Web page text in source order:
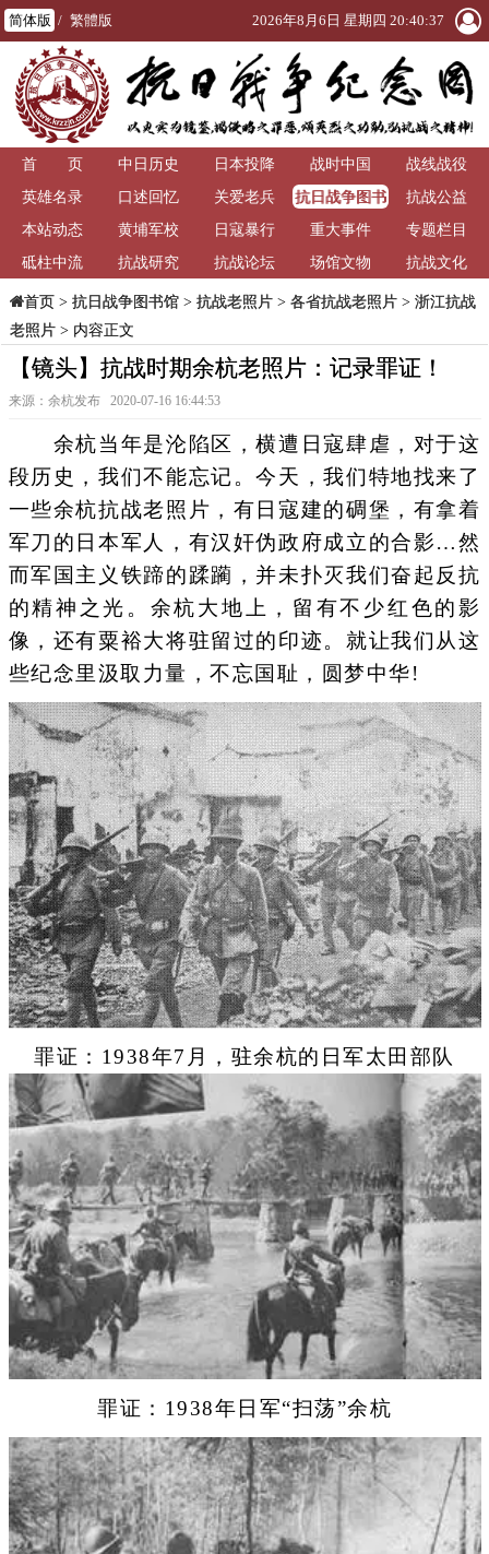
简体版 / 繁體版 2026年8月6日 星期四 20:40:39
首 页 中日历史 日本投降 战时中国
战线战役
英雄名录
口述回忆 关爱老兵
抗日战争图书
馆
抗战公益
本站动态
黄埔军校 日寇暴行 重大事件
专题栏目
砥柱中流
抗战研究 抗战论坛 场馆文物 抗战文化
首页> 抗日战争图书馆> 抗战老照片> 各省抗战老照片> 浙江抗战
老照片> 内容正文
【镜头】抗战时期余杭老照片：记录罪证！
来源：余杭发布 2020-07-16 16:44:53
余杭当年是沦陷区，横遭日寇肆虐，对于这
段历史，我们不能忘记。今天，我们特地找来了
一些余杭抗战老照片，有日寇建的碉堡，有拿着
军刀的日本军人，有汉奸伪政府成立的合影…然
而军国主义铁蹄的蹂躏，并未扑灭我们奋起反抗
的精神之光。余杭大地上，留有不少红色的影
像，还有粟裕大将驻留过的印迹。就让我们从这
些纪念里汲取力量，不忘国耻，圆梦中华!
罪证：1938年7月，驻余杭的日军太田部队
罪证：1938年日军“扫荡”余杭